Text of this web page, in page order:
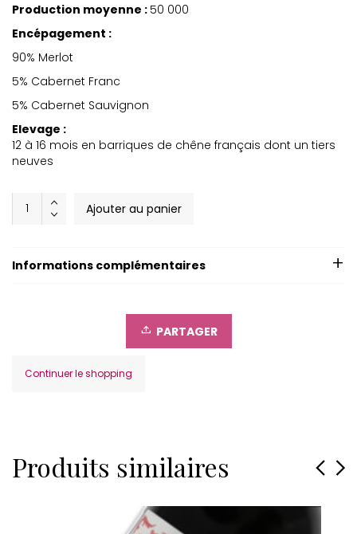
Production moyenne : 50 000
Encépagement :
90% Merlot
5% Cabernet Franc
5% Cabernet Sauvignon
Elevage :
12 à 16 mois en barriques de chêne français dont un tiers
neuves
Château
Clos
Magnum
Ajouter au panier
Informations complémentaires
PARTAGER
Continuer le shopping
Produits similaires